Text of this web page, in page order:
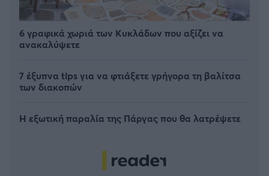
6 γραφικά χωριά των Κυκλάδων που αξίζει να
ανακαλύψετε
7 έξυπνα tips για να φτιάξετε γρήγορα τη βαλίτσα
των διακοπών
Η εξωτική παραλία της Πάργας που θα λατρέψετε